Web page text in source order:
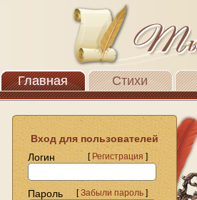
Главная Стихи
Вход для пользователей
Логин
[Регистрация]
Пароль [Забыли пароль]